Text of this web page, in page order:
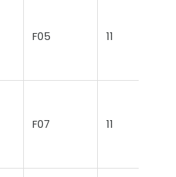
F05 11
F07 11